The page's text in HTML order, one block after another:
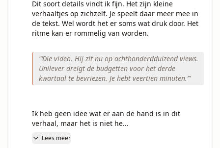
Dit soort details vindt ik fijn. Het zijn kleine
verhaaltjes op zichzelf. Je speelt daar meer mee in
de tekst. Wel wordt het er soms wat druk door. Het
ritme kan er rommelig van worden.
"‘Die video. Hij zit nu op achthonderdduizend views.
Unilever dreigt de budgetten voor het derde
kwartaal te bevriezen. Je hebt veertien minuten.’"
Ik heb geen idee wat er aan de hand is in dit
verhaal, maar het is niet he...
Lees meer